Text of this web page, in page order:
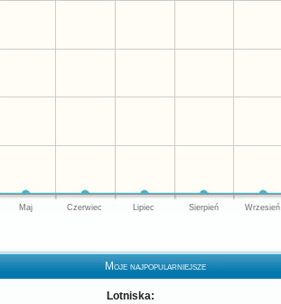
Maj Czerwiec Lipiec Sierpień Wrzesień
Moje najpopularniejsze
Lotniska: